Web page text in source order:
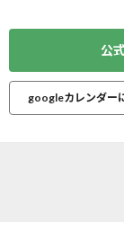
公
googleカレンダー